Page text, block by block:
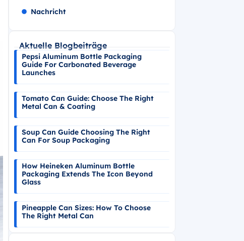
Nachricht
Aktuelle Blogbeiträge
Pepsi Aluminum Bottle Packaging
Guide For Carbonated Beverage
Launches
Tomato Can Guide: Choose The Right
Metal Can & Coating
Soup Can Guide Choosing The Right
Can For Soup Packaging
How Heineken Aluminum Bottle
Packaging Extends The Icon Beyond
Glass
Pineapple Can Sizes: How To Choose
The Right Metal Can